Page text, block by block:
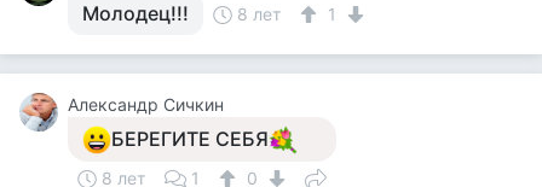
Молодец!!! 8 лет 1
Александр Сичкин
БЕРЕГИТЕ СЕБЯ
8 лет 1 0